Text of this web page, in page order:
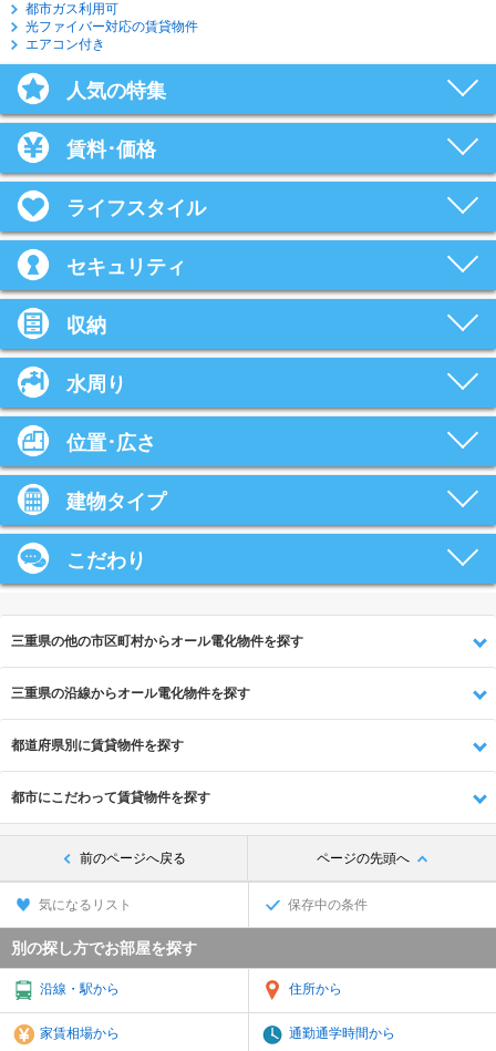
都市ガス利用可
光ファイバー対応の賃貸物件
エアコン付き
人気の特集
賃料･価格
ライフスタイル
セキュリティ
収納
水周り
位置･広さ
建物タイプ
こだわり
三重県の他の市区町村からオール電化物件を探す
三重県の沿線からオール電化物件を探す
都道府県別に賃貸物件を探す
都市にこだわって賃貸物件を探す
前のページへ戻る ページの先頭へ
気になるリスト 保存中の条件
別の探し方でお部屋を探す
沿線・駅から 住所から
家賃相場から 通勤通学時間から